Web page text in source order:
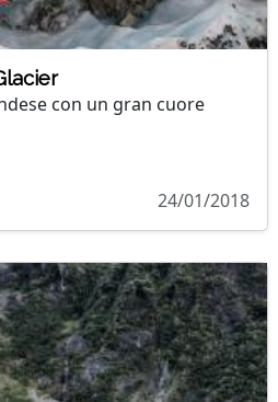
con un gran cuore
24/01/2018